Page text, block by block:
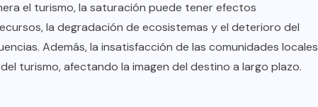
el turismo, la saturación puede tener efectos
la degradación de ecosistemas y el deterioro del
Además, la insatisfacción de las comunidades locales
turismo, afectando la imagen del destino a largo plazo.